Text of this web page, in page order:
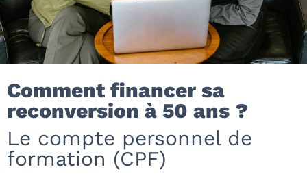
Comment financer sa
reconversion à 50 ans ?
Le compte personnel de
formation (CPF)